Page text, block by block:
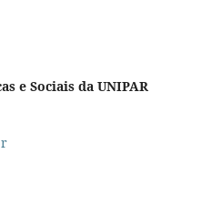
e Sociais da UNIPAR